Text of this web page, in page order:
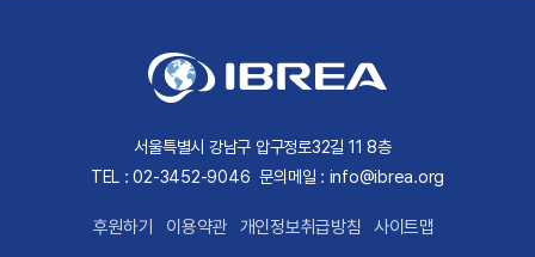
서울특별시 강남구 압구정로32길 11 8층
TEL : 02-3452-9046 문의메일 : info@ibrea.org
후원하기 이용약관 개인정보취급방침 사이트맵